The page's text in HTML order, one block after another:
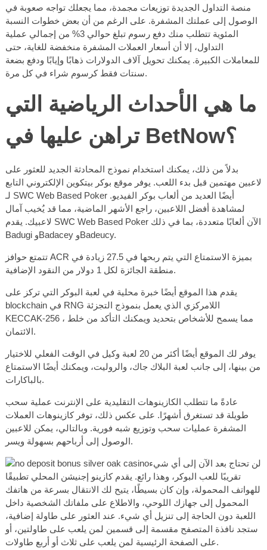
منصة التداول الجديدة توزيعات مجمدة، مما يجعلك تواجه صعوبة في
الوصول إلى عملتك المشفرة. على الرغم من أن بعض خطوات النسبة
المئوية تتطلب منك دفع رسوم تبلغ حوالي 3% من إجمالي عملية
التداول، إلا أن أسعار العملات المشفرة منخفضة للغاية، حتى
للمعاملات الكبيرة. يمكنك تحويل آلاف الدولارات ذهابًا وإيابًا ودفع بضعة
سنتات فقط كرسوم شراء في كل مرة.
ما هي الأحداث الرياضية التي
تراهن عليها في BetNow؟
بدلاً من ذلك، يمكنك استخدام نموذج المحادثة الجديد للعثور على
لاعبين مهتمين قبل بدء اللعب. يوفر موقع بوكر بيتكوين الإلكتروني التابع
لـ SWC Web Based Poker أيضًا العديد من ألعاب بوكر الفيديو.
لمشاهدة أفضل اللاعبين، راجع الأشهر الماضية، مما قد يُخيب آمال
لاعبيك. يقدم SWC Web Based Poker الآن ألعابًا متعددة، بما في ذلك
Badugi وBadacey وBadeucy.
تتمتع حوافز ACR بميزة الاستمتاع التي يتم ربحها في 27.5 زيادة في
منطقة الجائزة لكل 1 دولار من النقود الإضافية.
يقدم هذا الموقع أيضًا خبرة محلية في لعبة البوكر التي تركز على
blockchain في RNG اللامركزي الذي يعمل بنموذج التجزئة
KECCAK-256 ، مما يسمح للأشخاص بتحديد ويمكنك التأكد من خلط
الائتمان.
يوفر لك الموقع أيضًا أكثر من 20 لعبة وكيل في الوقت الفعلي للاختيار
من بينها، إلى جانب لعبة البلاك جاك، والروليت، ويمكنك أيضًا الاستمتاع
بالباكارات.
عادةً ما تتطلب الكازينوهات التقليدية على الإنترنت عملية سحب
طويلة قد تستغرق أشهرًا. على عكس ذلك، توفر كازينوهات العملات
المشفرة عمليات سحب وتوزيع شبه فورية. وبالتالي، يمكن للاعبين
الوصول إلى أرباحهم بسهولة ويسر.
لن تحتاج بعد الآن إلى أي شيء
تقريبًا للعب البوكر، وهذا رائع. يقدم كازينو إجنيشن المحلي تطبيقًا
للهواتف المحمولة، وإن كان بسيطًا، يتيح لك الانتقال بسرعة من هاتفك
المحمول إلى جهازك اللوحي، والاطلاع على ملفاتك الشخصية داخل
اللعبة دون الحاجة إلى تنزيل أي شيء. عند العثور على طاولة إضافية،
ستجد نافذة المتصفح مقسمة إلى قسمين لمن يلعب على طاولتين، أو
على الصفحة الرئيسية لمن يلعب على ثلاث أو أربع طاولات.